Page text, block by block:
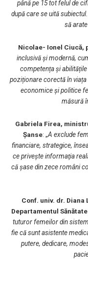
până pe 15 tot felul de
după care se uită
să
Nicolae- Ionel Ciucă,
inclusivă și modernă,
competența și
poziționare corectă în
economice și politice
măsură
Gabriela Firea,
Şanse: „A exclude
financiare, strategice,
ce priveşte informaţia
că şase din zece români
Conf. univ. dr.
Departamentul
tuturor femeilor din
fie că sunt asistente
putere, dedicare,